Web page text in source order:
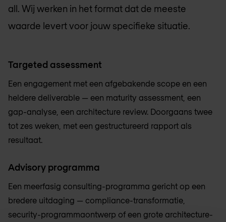
all. Wij werken in het format dat de meeste
waarde levert voor jouw specifieke situatie.
Targeted assessment
Een engagement met een afgebakende scope en een
heldere deliverable — een maturity assessment, een
gap-analyse, een architecture review. Doorgaans twee
tot zes weken, met een gestructureerd rapport als
resultaat.
Advisory programma
Een meerfasig consulting-programma gericht op een
bredere uitdaging — compliance-transformatie,
security-programmaontwerp of een grote architecture-